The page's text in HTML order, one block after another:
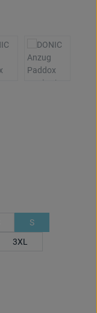
S
3XL